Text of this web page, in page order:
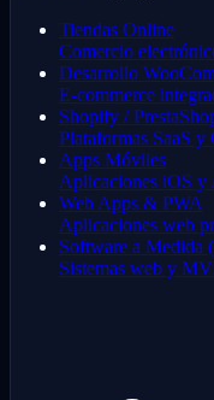
Tiendas Online
Comercio
Desarrollo
E-commerce
Shopify /
Plataformas SaaS y
Apps Móviles
Aplicaciones iOS y
Web Apps & PWA
Aplicaciones web
Software a Medida
Sistemas web y